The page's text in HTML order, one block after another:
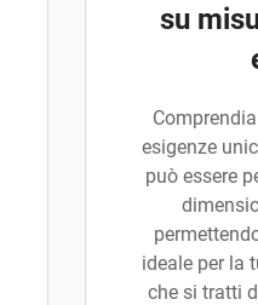
su
esigenze
può essere
ideale per la
che si tratti